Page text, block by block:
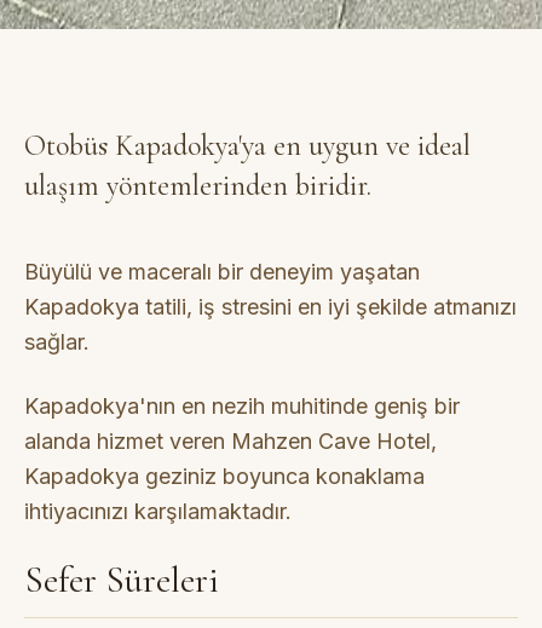
Otobüs Kapadokya'ya en uygun ve ideal
ulaşım yöntemlerinden biridir.
Büyülü ve maceralı bir deneyim yaşatan
Kapadokya tatili, iş stresini en iyi şekilde atmanızı
sağlar.
Kapadokya'nın en nezih muhitinde geniş bir
alanda hizmet veren Mahzen Cave Hotel,
Kapadokya geziniz boyunca konaklama
ihtiyacınızı karşılamaktadır.
Sefer Süreleri